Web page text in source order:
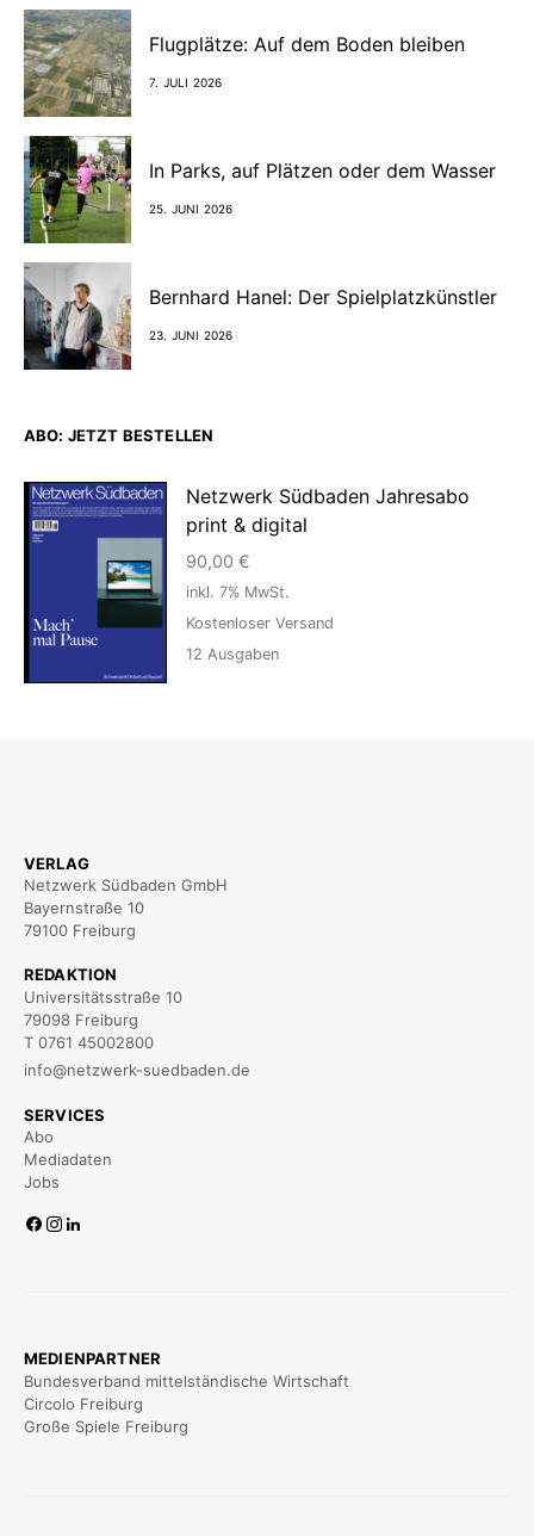
Flugplätze: Auf dem Boden bleiben
7. JULI 2026
In Parks, auf Plätzen oder dem Wasser
25. JUNI 2026
Bernhard Hanel: Der Spielplatzkünstler
23. JUNI 2026
ABO: JETZT BESTELLEN
Netzwerk Südbaden Jahresabo
print & digital
90,00 €
inkl. 7% MwSt.
Kostenloser Versand
12 Ausgaben
VERLAG
Netzwerk Südbaden GmbH
Bayernstraße 10
79100 Freiburg
REDAKTION
Universitätsstraße 10
79098 Freiburg
T 0761 45002800
info@netzwerk-suedbaden.de
SERVICES
Abo
Mediadaten
Jobs
MEDIENPARTNER
Bundesverband mittelständische Wirtschaft
Circolo Freiburg
Große Spiele Freiburg